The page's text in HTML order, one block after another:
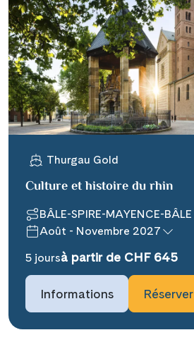
Thurgau Gold
Culture et histoire du rhin
BÂLE-SPIRE-MAYENCE-BÂLE
Août - Novembre 2027
5 joursà partir de CHF 645
Informations Réserver